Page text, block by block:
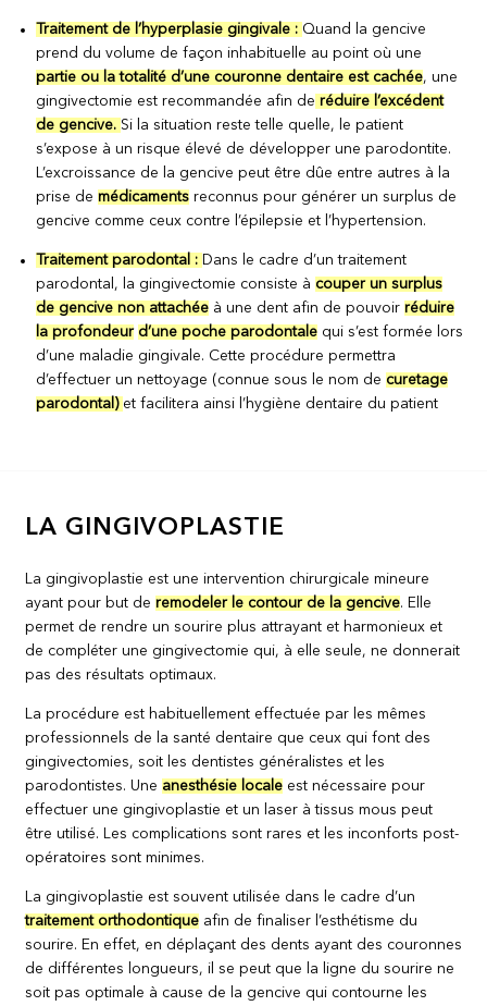
Traitement de l’hyperplasie gingivale : Quand la gencive
prend du volume de façon inhabituelle au point où une
partie ou la totalité d’une couronne dentaire est cachée, une
gingivectomie est recommandée afin de réduire l’excédent
de gencive.Si la situation reste telle quelle, le patient
s’expose à un risque élevé de développer une parodontite.
L’excroissance de la gencive peut être dûe entre autres à la
prise demédicaments reconnus pour générer un surplus de
gencive comme ceux contre l’épilepsie et l’hypertension.
Traitement parodontal : Dans le cadre d’un traitement
parodontal, la gingivectomie consiste à couper un surplus
de gencive non attachée à une dent afin de pouvoirréduire
la profondeur d’une poche parodontale qui s’est formée lors
d’une maladie gingivale. Cette procédure permettra
d’effectuer un nettoyage (connue sous le nom de curetage
parodontal) et facilitera ainsi l’hygiène dentaire du patient
LA GINGIVOPLASTIE
La gingivoplastie est une intervention chirurgicale mineure
ayant pour but deremodeler le contour de la gencive. Elle
permet de rendre un sourire plus attrayant et harmonieux et
de compléter une gingivectomie qui, à elle seule, ne donnerait
pas des résultats optimaux.
La procédure est habituellement effectuée par les mêmes
professionnels de la santé dentaire que ceux qui font des
gingivectomies, soit les dentistes généralistes et les
parodontistes. Une anesthésie locale est nécessaire pour
effectuer une gingivoplastie et un laser à tissus mous peut
être utilisé. Les complications sont rares et les inconforts post-
opératoires sont minimes.
La gingivoplastie est souvent utilisée dans le cadre d’un
traitement orthodontique afin de finaliser l’esthétisme du
sourire. En effet, en déplaçant des dents ayant des couronnes
de différentes longueurs, il se peut que la ligne du sourire ne
soit pas optimale à cause de la gencive qui contourne les